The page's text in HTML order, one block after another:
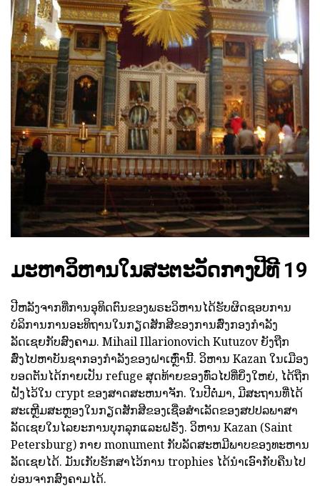
ມະຫາວິຫານໃນສະຕະວັດກາງປີທີ 19
ປີຫລັງຈາກທີ່ການອຸທິດຕົນຂອງພຣະວິຫານໄດ້ຮັບຜິດຊອບການ
ບໍລິການການອະທິຖານໃນກຽດສັກສີຂອງການສົ່ງກອງກໍາລັງ
ລັດເຊຍກັບສົງຄາມ. Mihail Illarionovich Kutuzov ຍັງຖືກ
ສົ່ງໄປຫາບັນຊາກອງກໍາລັງຂອງຝາເຫຼົ່ານີ້. ວິຫານ Kazan ໃນເມືອງ
ບອດຕັນໄດ້ກາຍເປັນ refuge ສຸດທ້າຍຂອງທົ່ວໄປທີ່ຍິ່ງໃຫຍ່, ໄດ້ຖືກ
ຝັງໄວ້ໃນ crypt ຂອງສາດສະຫນາຈັກ. ໃນປີຕໍ່ມາ, ມີສະຖານທີ່ໄດ້
ສະເຫຼີມສະຫຼອງໃນກຽດສັກສີຂອງເຊື່ອສໍາເລັດຂອງສປປລພາສາ
ລັດເຊຍໃນໄລຍະການບຸກລຸກແລະຝຣັ່ງ. ວິຫານ Kazan (Saint
Petersburg) ກາຍ monument ກັບລັດສະຫມີພາບຂອງທະຫານ
ລັດເຊຍໄດ້. ມັນເກັບຮັກສາໄວ້ການ trophies ໄດ້ນໍາເອົາກັບຄືນໄປ
ບ່ອນຈາກສົງຄາມໄດ້.